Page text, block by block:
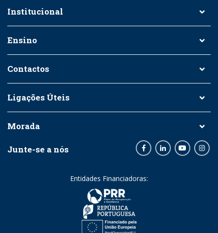
Institucional
Ensino
Contactos
Ligações Úteis
Morada
Junte-se a nós FacebookLinkedInYoutube
Entidades Financiadoras: